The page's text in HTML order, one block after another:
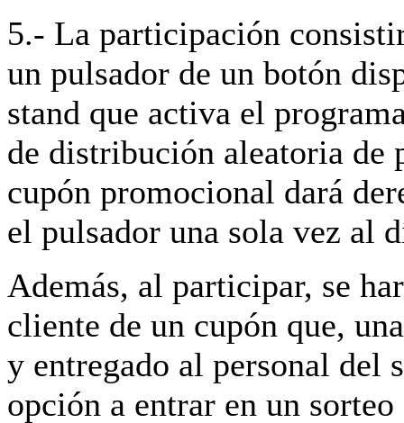
5.- La participación
un pulsador de un botón
stand que activa el
de distribución aleatoria de
cupón promocional dará
el pulsador una sola vez al
Además, al participar, se
cliente de un cupón que,
y entregado al personal del
opción a entrar en un sorteo